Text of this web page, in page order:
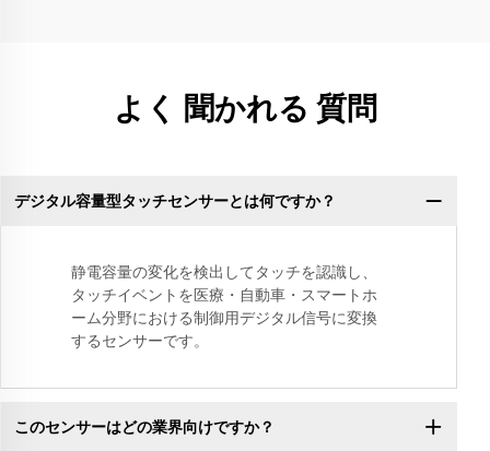
よく 聞かれる 質問
デジタル容量型タッチセンサーとは何ですか？
静電容量の変化を検出してタッチを認識し、
タッチイベントを医療・自動車・スマートホ
ーム分野における制御用デジタル信号に変換
するセンサーです。
このセンサーはどの業界向けですか？